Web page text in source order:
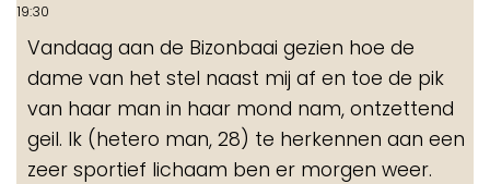
19:30
Vandaag aan de Bizonbaai gezien hoe de
dame van het stel naast mij af en toe de pik
van haar man in haar mond nam, ontzettend
geil. Ik (hetero man, 28) te herkennen aan een
zeer sportief lichaam ben er morgen weer.